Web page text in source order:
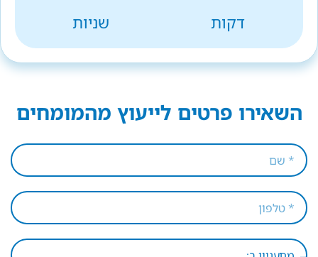
דקות
שניות
השאירו פרטים לייעוץ מהמומחים